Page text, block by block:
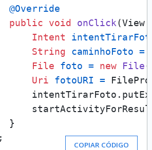
@Override
public
void onClick(View
Intent
String
caminhoFoto =
File
foto = new File
Uri
fotoURI =
}
COPIAR CÓDIGO